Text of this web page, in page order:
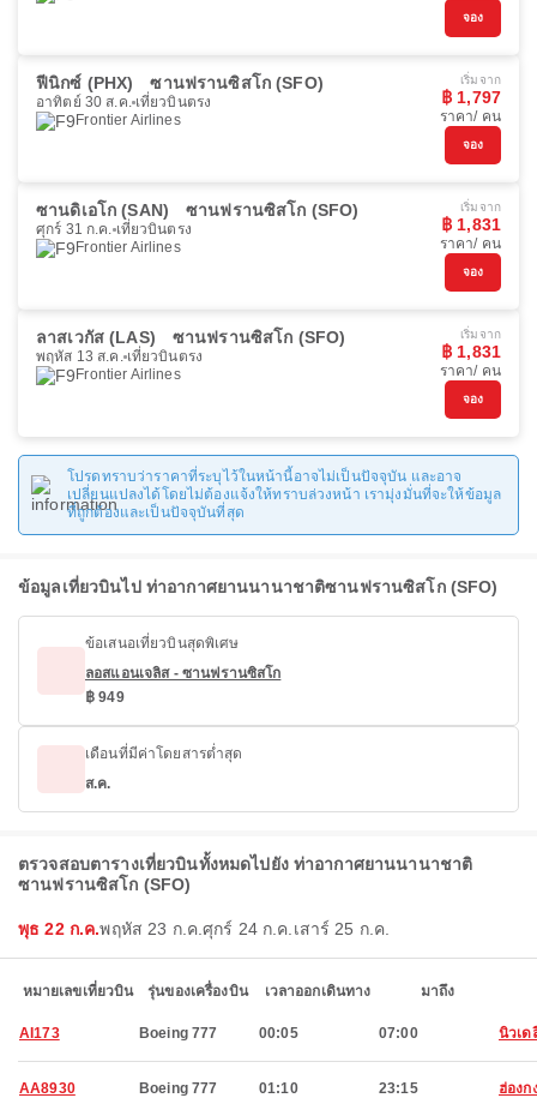
จอง
ฟีนิกซ์ (PHX) ซานฟรานซิสโก (SFO)
อาทิตย์ 30 ส.ค. เที่ยวบินตรง
Frontier Airlines
เริ่มจาก
฿ 1,797
ราคา/ คน
จอง
ซานดิเอโก (SAN) ซานฟรานซิสโก (SFO)
ศุกร์ 31 ก.ค. เที่ยวบินตรง
Frontier Airlines
เริ่มจาก
฿ 1,831
ราคา/ คน
จอง
ลาสเวกัส (LAS) ซานฟรานซิสโก (SFO)
พฤหัส 13 ส.ค. เที่ยวบินตรง
Frontier Airlines
เริ่มจาก
฿ 1,831
ราคา/ คน
จอง
โปรดทราบว่าราคาที่ระบุไว้ในหน้านี้อาจไม่เป็นปัจจุบัน และอาจ
เปลี่ยนแปลงได้โดยไม่ต้องแจ้งให้ทราบล่วงหน้า เรามุ่งมั่นที่จะให้ข้อมูล
ที่ถูกต้องและเป็นปัจจุบันที่สุด
ข้อมูลเที่ยวบินไป ท่าอากาศยานนานาชาติซานฟรานซิสโก (SFO)
ข้อเสนอเที่ยวบินสุดพิเศษ
ลอสแอนเจลิส - ซานฟรานซิสโก
฿ 949
เดือนที่มีค่าโดยสารต่ำสุด
ส.ค.
ตรวจสอบตารางเที่ยวบินทั้งหมดไปยัง ท่าอากาศยานนานาชาติ
ซานฟรานซิสโก (SFO)
พุธ 22 ก.ค.พฤหัส 23 ก.ค.ศุกร์ 24 ก.ค. เสาร์ 25 ก.ค.
หมายเลขเที่ยวบิน รุ่นของเครื่องบิน เวลาออกเดินทาง มาถึง
AI173 Boeing 777 00:05 07:00 นิวเด
AA8930 Boeing 777 01:10 23:15 ฮ่องก